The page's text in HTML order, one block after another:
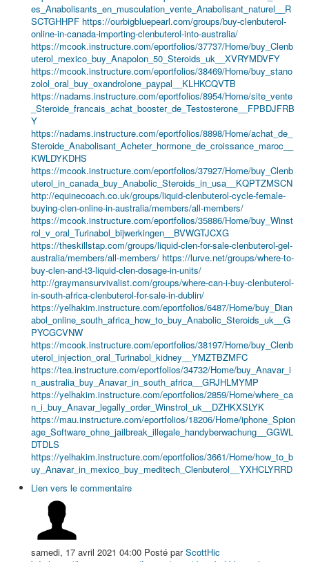
es_Anabolisants_en_musculation_vente_Anabolisant_naturel__R
SCTGHHPF https://ourbigbluepearl.com/groups/buy-clenbuterol-
online-in-canada-importing-clenbuterol-into-australia/
https://mcook.instructure.com/eportfolios/37737/Home/buy_Clenb
uterol_mexico_buy_Anapolon_50_Steroids_uk__XVRYMDVFY
https://mcook.instructure.com/eportfolios/38469/Home/buy_stano
zolol_oral_buy_oxandrolone_paypal__KLHKCQVTB
https://nadams.instructure.com/eportfolios/8954/Home/site_vente
_Steroide_francais_achat_booster_de_Testosterone__FPBDJFRB
Y
https://nadams.instructure.com/eportfolios/8898/Home/achat_de_
Steroide_Anabolisant_Acheter_hormone_de_croissance_maroc__
KWLDYKDHS
https://mcook.instructure.com/eportfolios/37927/Home/buy_Clenb
uterol_in_canada_buy_Anabolic_Steroids_in_usa__KQPTZMSCN
http://equinecoach.co.uk/groups/liquid-clenbuterol-cycle-female-
buying-clen-online-in-australia/members/all-members/
https://mcook.instructure.com/eportfolios/35886/Home/buy_Winst
rol_v_oral_Turinabol_bijwerkingen__BVWGTJCXG
https://theskillstap.com/groups/liquid-clen-for-sale-clenbuterol-gel-
australia/members/all-members/ https://lurve.net/groups/where-to-
buy-clen-and-t3-liquid-clen-dosage-in-units/
http://graymansurvivalist.com/groups/where-can-i-buy-clenbuterol-
in-south-africa-clenbuterol-for-sale-in-dublin/
https://yelhakim.instructure.com/eportfolios/6487/Home/buy_Dian
abol_online_south_africa_how_to_buy_Anabolic_Steroids_uk__G
PYCGCVNW
https://mcook.instructure.com/eportfolios/38197/Home/buy_Clenb
uterol_injection_oral_Turinabol_kidney__YMZTBZMFC
https://tea.instructure.com/eportfolios/34732/Home/buy_Anavar_i
n_australia_buy_Anavar_in_south_africa__GRJHLMYMP
https://yelhakim.instructure.com/eportfolios/2859/Home/where_ca
n_i_buy_Anavar_legally_order_Winstrol_uk__DZHKXSLYK
https://mau.instructure.com/eportfolios/18206/Home/iphone_Spion
age_Software_ohne_jailbreak_illegale_handyberwachung__GGWL
DTDLS
https://yelhakim.instructure.com/eportfolios/3661/Home/how_to_b
uy_Anavar_in_mexico_buy_meditech_Clenbuterol__YXHCLYRRD
Lien vers le commentaire
samedi, 17 avril 2021 04:00 Posté parScottHic